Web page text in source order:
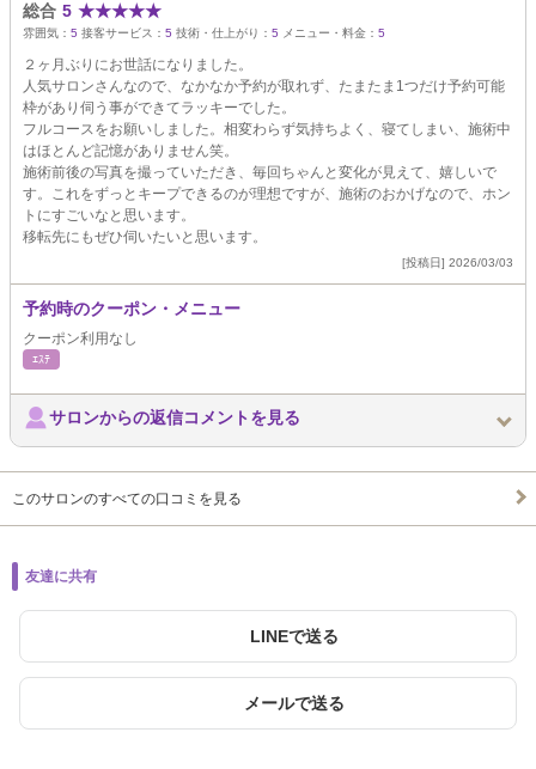
総合 5 ★★★★★
雰囲気： 5 接客サービス： 5 技術・仕上がり： 5 メニュー・料金： 5
２ヶ月ぶりにお世話になりました。
人気サロンさんなので、なかなか予約が取れず、たまたま1つだけ予約可能
枠があり伺う事ができてラッキーでした。
フルコースをお願いしました。相変わらず気持ちよく、寝てしまい、施術中
はほとんど記憶がありません笑。
施術前後の写真を撮っていただき、毎回ちゃんと変化が見えて、嬉しいで
す。これをずっとキープできるのが理想ですが、施術のおかげなので、ホン
トにすごいなと思います。
移転先にもぜひ伺いたいと思います。
[投稿日] 2026/03/03
予約時のクーポン・メニュー
クーポン利用なし
ｴｽﾃ
サロンからの返信コメントを見る
このサロンのすべての口コミを見る
友達に共有
LINEで送る
メールで送る